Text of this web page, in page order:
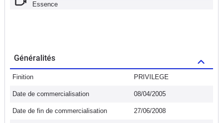
Essence
Généralités
Finition PRIVILEGE
Date de commercialisation 08/04/2005
Date de fin de commercialisation 27/06/2008